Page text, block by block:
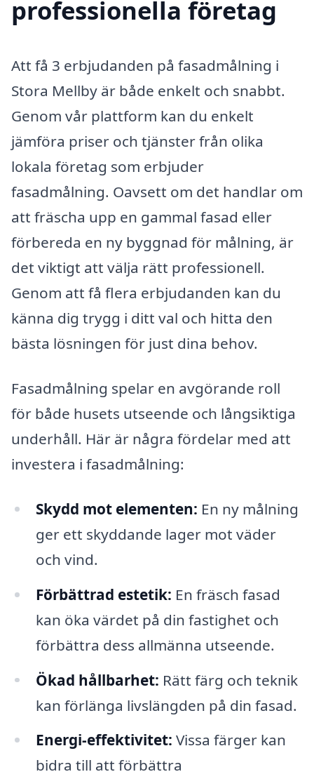
professionella företag
Att få 3 erbjudanden på fasadmålning i
Stora Mellby är både enkelt och snabbt.
Genom vår plattform kan du enkelt
jämföra priser och tjänster från olika
lokala företag som erbjuder
fasadmålning. Oavsett om det handlar om
att fräscha upp en gammal fasad eller
förbereda en ny byggnad för målning, är
det viktigt att välja rätt professionell.
Genom att få flera erbjudanden kan du
känna dig trygg i ditt val och hitta den
bästa lösningen för just dina behov.
Fasadmålning spelar en avgörande roll
för både husets utseende och långsiktiga
underhåll. Här är några fördelar med att
investera i fasadmålning:
Skydd mot elementen: En ny målning
ger ett skyddande lager mot väder
och vind.
Förbättrad estetik: En fräsch fasad
kan öka värdet på din fastighet och
förbättra dess allmänna utseende.
Ökad hållbarhet: Rätt färg och teknik
kan förlänga livslängden på din fasad.
Energi-effektivitet: Vissa färger kan
bidra till att förbättra